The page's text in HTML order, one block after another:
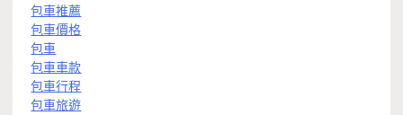
包車推薦
包車價格
包車
包車車款
包車行程
包車旅遊